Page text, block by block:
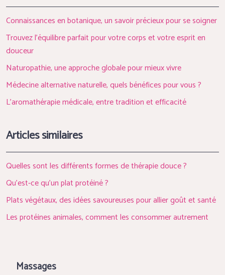
Connaissances en botanique, un savoir précieux pour se soigner
Trouvez l’équilibre parfait pour votre corps et votre esprit en
douceur
Naturopathie, une approche globale pour mieux vivre
Médecine alternative naturelle, quels bénéfices pour vous ?
L’aromathérapie médicale, entre tradition et efficacité
Articles similaires
Quelles sont les différents formes de thérapie douce ?
Qu’est-ce qu’un plat protéiné ?
Plats végétaux, des idées savoureuses pour allier goût et santé
Les protéines animales, comment les consommer autrement
Massages